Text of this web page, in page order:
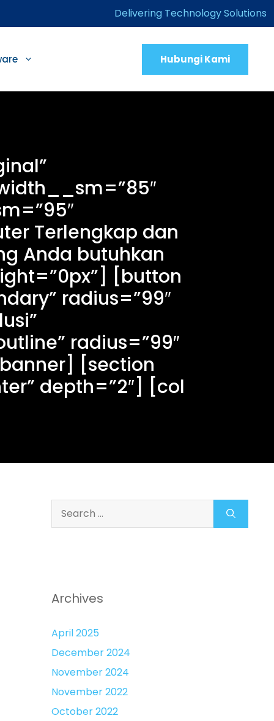
Delivering Technology Solutions
Hubungi Kami
Terlengkap dan
Anda butuhkan
[button
radius=”99″
radius=”99″
[section
depth=”2″] [col
for:
Archives
April 2025
December 2024
November 2024
November 2022
October 2022